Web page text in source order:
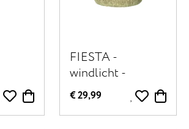
7 x
FIESTA -
windlicht -
zeegras / glas -
DIA 10 x H 10 cm
- oranje
€ 29,99